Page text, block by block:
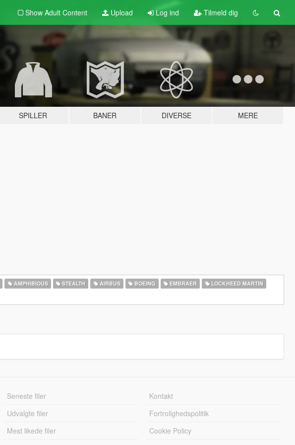
Show Adult Content Upload Log ind Tilmeld dig
SPILLER BANER DIVERSE MERE
AMPHIBIOUS STEALTH AIRBUS BOEING EMBRAER
LOCKHEED MARTIN
Seneste filer
Udvalgte filer
Mest likede filer
Kontakt
Fortrolighedspolitik
Cookie Policy